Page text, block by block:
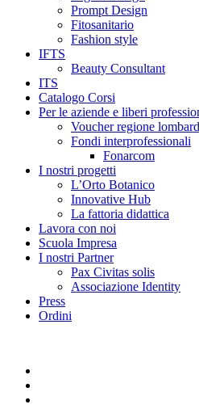
Prompt Design
Fitosanitario
Fashion style
IFTS
Beauty Consultant
ITS
Catalogo Corsi
Per le aziende e liberi
Voucher regione
Fondi interprofessionali
Fonarcom
I nostri progetti
L’Orto Botanico
Innovative Hub
La fattoria didattica
Lavora con noi
Scuola Impresa
I nostri Partner
Pax Civitas solis
Associazione Identity
Press
Ordini